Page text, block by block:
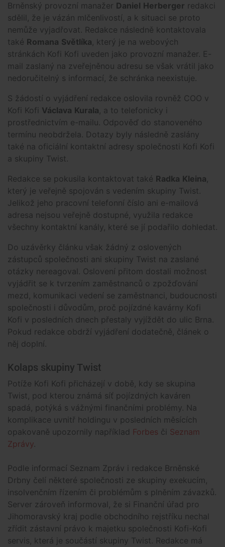
Brněnský provozní manažer Daniel Herberger redakci
sdělil, že je vázán mlčenlivostí, a k situaci se proto
nemůže vyjadřovat. Redakce následně kontaktovala
také Romana Světlíka, který je na webových
stránkách Kofi Kofi uveden jako provozní manažer. E-
mail zaslaný na zveřejněnou adresu se však vrátil jako
nedoručitelný s informací, že schránka neexistuje.
S žádostí o vyjádření redakce oslovila rovněž COO v
Kofi Kofi Václava Kurala, a to telefonicky i
prostřednictvím e-mailu. Odpověď do stanoveného
termínu neobdržela. Dotazy byly následně zaslány
také na oficiální kontaktní adresy společnosti Kofi Kofi
a skupiny Twist.
Redakce se pokusila kontaktovat také Radka Kleina,
který je veřejně spojován s vedením skupiny Twist.
Jelikož jeho pracovní telefonní číslo ani e-mailová
adresa nejsou veřejně dostupné, využila redakce
všechny kontaktní kanály, které se jí podařilo dohledat.
Do uzávěrky článku však žádný z oslovených
zástupců společnosti ani skupiny Twist na zaslané
otázky nereagoval. Oslovení přitom dostali možnost
vyjádřit se k tvrzením zaměstnanců o zpožďování
mezd, komunikaci vedení se zaměstnanci, budoucnosti
společnosti i důvodům, proč pojízdné kavárny Kofi
Kofi v posledních dnech přestaly vyjíždět do ulic Brna.
Pokud redakce obdrží vyjádření dodatečně, článek o
něj doplní.
Kolaps skupiny Twist
Potíže Kofi Kofi přicházejí v době, kdy se skupina
Twist, pod kterou známá síť pojízdných kaváren
spadá, potýká s vážnými finančními problémy. Na
komplikace uvnitř holdingu v posledních měsících
opakovaně upozornily například Forbes či Seznam
Zprávy.
Podle informací Seznam Zpráv i redakce Brněnské
Drbny čelí některé společnosti ze skupiny exekucím,
insolvenčním řízením či problémům s plněním závazků.
Server zároveň informoval, že si Finanční úřad pro
Jihomoravský kraj podle obchodního rejstříku nechal
zřídit zástavní právo k majetku společnosti Kofi-Kofi
servis, která je součástí skupiny Twist. Redakce má